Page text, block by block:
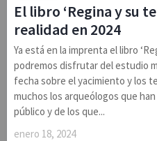
El libro ‘Regina y su
realidad en 2024
Ya está en la imprenta el libro
podremos disfrutar del estudio
fecha sobre el yacimiento y los
muchos los arqueólogos que
público y de los que...
enero 18, 2024